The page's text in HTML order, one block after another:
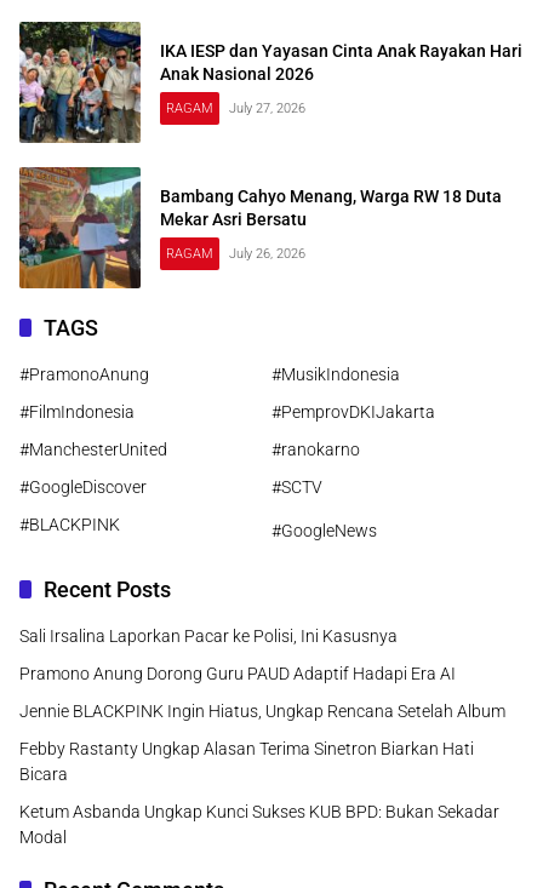
IKA IESP dan Yayasan Cinta Anak Rayakan Hari
Anak Nasional 2026
RAGAM July 27, 2026
Bambang Cahyo Menang, Warga RW 18 Duta
Mekar Asri Bersatu
RAGAM July 26, 2026
TAGS
#PramonoAnung
#MusikIndonesia
#FilmIndonesia
#PemprovDKIJakarta
#ManchesterUnited
#ranokarno
#GoogleDiscover
#SCTV
#BLACKPINK
#GoogleNews
Recent Posts
Sali Irsalina Laporkan Pacar ke Polisi, Ini Kasusnya
Pramono Anung Dorong Guru PAUD Adaptif Hadapi Era AI
Jennie BLACKPINK Ingin Hiatus, Ungkap Rencana Setelah Album
Febby Rastanty Ungkap Alasan Terima Sinetron Biarkan Hati
Bicara
Ketum Asbanda Ungkap Kunci Sukses KUB BPD: Bukan Sekadar
Modal